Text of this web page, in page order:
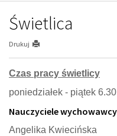
Świetlica
Drukuj
Czas pracy świetlicy
poniedziałek - piątek 6.30
Nauczyciele
Angelika Kwiecińska